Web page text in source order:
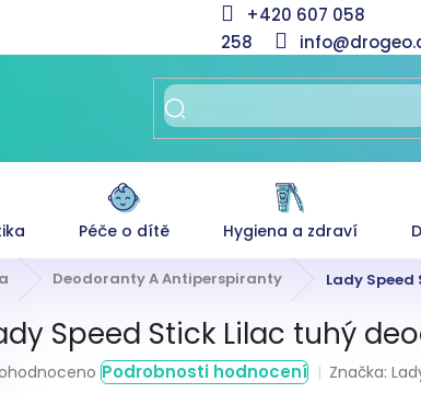
+420 607 058
258
Péče o dítě Hygiena a zdraví
Deodoranty A Antiperspiranty Lady
Speed Stick Lilac tuhý
Podrobnosti hodnocení Značka: